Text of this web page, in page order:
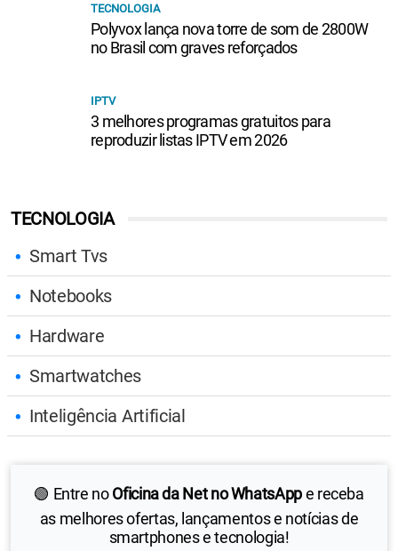
TECNOLOGIA
Smart Tvs
Notebooks
Hardware
Smartwatches
Inteligência Artificial
🟢 Entre noOficina da Net no WhatsAppe receba
as melhores ofertas, lançamentos e notícias de
smartphones e tecnologia!
TECNOLOGIA
Polyvox lança nova torre de som de 2800W
no Brasil com graves reforçados
IPTV
3 melhores programas gratuitos para
reproduzir listas IPTV em 2026